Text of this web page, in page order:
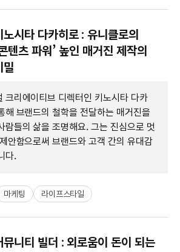
노시타 다카히로 : 유니클로의
텐츠 파워’ 높인 매거진 제작의
밀
크리에이티브 디렉터인 키노시타 다카
해 브랜드의 철학을 전달하는 매거진을
람들의 삶을 조명해요. 그는 진심으로 멋
안함으로써 브랜드와 고객 간의 유대감
다.
마케팅 라이프스타일
뮤니티 빌더 : 외로움이 돈이 되는